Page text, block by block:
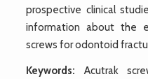
prospective clinical
information about the
screws for odontoid
Keywords: Acutrak